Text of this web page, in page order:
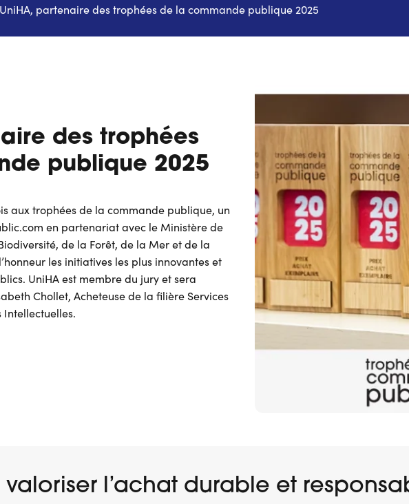
UniHA, partenaire des trophées de la commande publique 2025
des trophées
publique 2025
aux trophées de la commande publique, un
en partenariat avec le Ministère de
de la Forêt, de la Mer et de la
les initiatives les plus innovantes et
UniHA est membre du jury et sera
Chollet, Acheteuse de la filière Services
Intellectuelles.
l’achat durable et